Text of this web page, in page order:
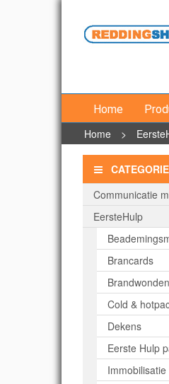
Home
Home >
Communicatie
EersteHulp
Brancards
Cold &
Dekens
Eerste Hulp
Immobilisatie